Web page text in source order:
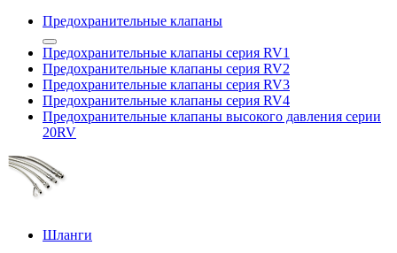
Предохранительные клапаны
Предохранительные клапаны серия RV1
Предохранительные клапаны серия RV2
Предохранительные клапаны серия RV3
Предохранительные клапаны серия RV4
Предохранительные клапаны высокого давления серии
20RV
Шланги